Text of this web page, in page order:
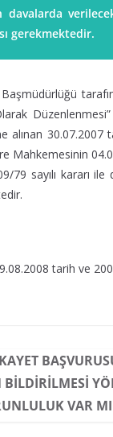
davalarda
gerekmektedir.
alınan 30.07.2007
Mahkemesinin
79 sayılı kararı
tarih ve
BILDIRILMESI
VAR